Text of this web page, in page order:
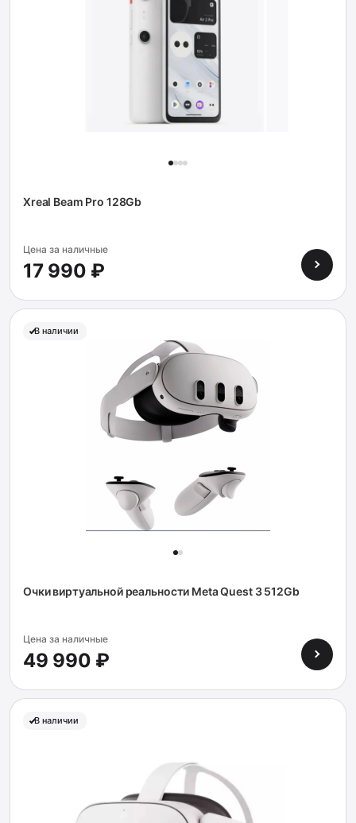
Xreal Beam Pro 128Gb
Цена за наличные
17 990 ₽
В наличии
Очки виртуальной реальности Meta Quest 3 512Gb
Цена за наличные
49 990 ₽
В наличии